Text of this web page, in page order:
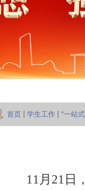
首页 学生工作 “一站
11月 21 日